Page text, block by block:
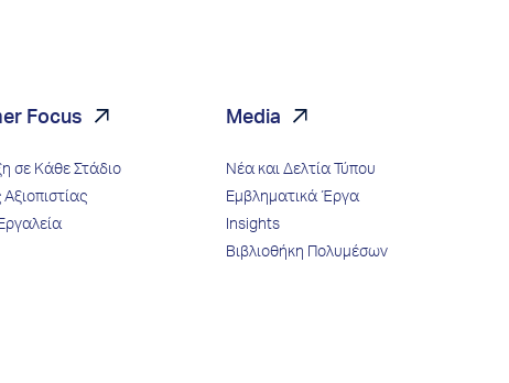
Focus
σε Κάθε Στάδιο
Media
Νέα και Δελτία Τύπου
Εμβληματικά Έργα
Insights
Βιβλιοθήκη Πολυμέσων